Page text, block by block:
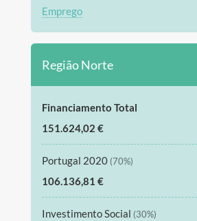
Emprego
Região Norte
Financiamento Total
151.624,02 €
Portugal 2020 (70%)
106.136,81 €
Investimento Social (30%)